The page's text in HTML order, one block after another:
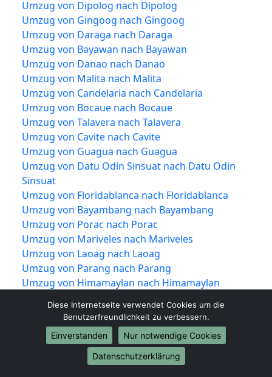
Umzug von Dipolog nach Dipolog
Umzug von Gingoog nach Gingoog
Umzug von Daraga nach Daraga
Umzug von Bayawan nach Bayawan
Umzug von Danao nach Danao
Umzug von Malita nach Malita
Umzug von Candelaria nach Candelaria
Umzug von Bocaue nach Bocaue
Umzug von Talavera nach Talavera
Umzug von Cavite nach Cavite
Umzug von Guagua nach Guagua
Umzug von Datu Odin Sinsuat nach Datu Odin
Sinsuat
Umzug von Floridablanca nach Floridablanca
Umzug von Bayambang nach Bayambang
Umzug von Porac nach Porac
Umzug von Mariveles nach Mariveles
Umzug von Laoag nach Laoag
Umzug von Parang nach Parang
Umzug von Himamaylan nach Himamaylan
Umzug von Santa Cruz nach Santa Cruz
Umzug von Minglanilla nach Minglanilla
Umzug von Ligao nach Ligao
Umzug von Carcar nach Carcar
Diese Internetseite verwendet Cookies um die
Benutzerfreundlichkeit zu verbessern.
Einverstanden
Nur notwendige Cookies
Datenschutzerklärung